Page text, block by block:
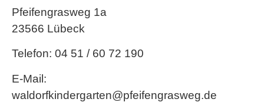
Pfeifengrasweg 1a
23566 Lübeck
Telefon: 04 51 / 60 72 190
E-Mail:
waldorfkindergarten@pfeifengrasweg.de